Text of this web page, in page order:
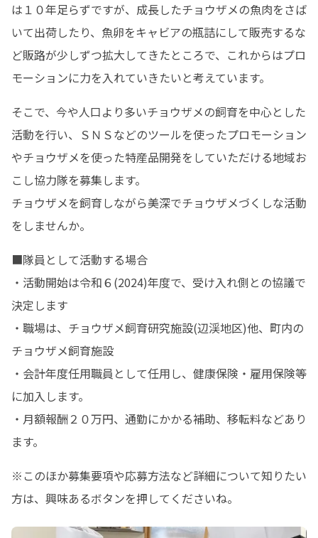
は１０年足らずですが、成長したチョウザメの魚肉をさば
いて出荷したり、魚卵をキャビアの瓶詰にして販売するな
ど販路が少しずつ拡大してきたところで、これからはプロ
モーションに力を入れていきたいと考えています。
そこで、今や人口より多いチョウザメの飼育を中心とした
活動を行い、ＳＮＳなどのツールを使ったプロモーション
やチョウザメを使った特産品開発をしていただける地域お
こし協力隊を募集します。
チョウザメを飼育しながら美深でチョウザメづくしな活動
をしませんか。
■隊員として活動する場合
・活動開始は令和６(2024)年度で、受け入れ側との協議で
決定します
・職場は、チョウザメ飼育研究施設(辺渓地区)他、町内の
チョウザメ飼育施設
・会計年度任用職員として任用し、健康保険・雇用保険等
に加入します。
・月額報酬２０万円、通勤にかかる補助、移転料などあり
ます。
※このほか募集要項や応募方法など詳細について知りたい
方は、興味あるボタンを押してくださいね。